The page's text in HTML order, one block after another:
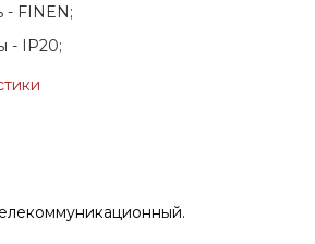
- FINEN;
- IP20;